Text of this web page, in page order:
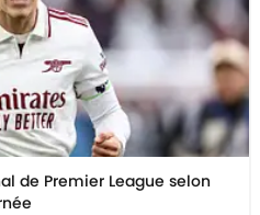
de Premier League selon